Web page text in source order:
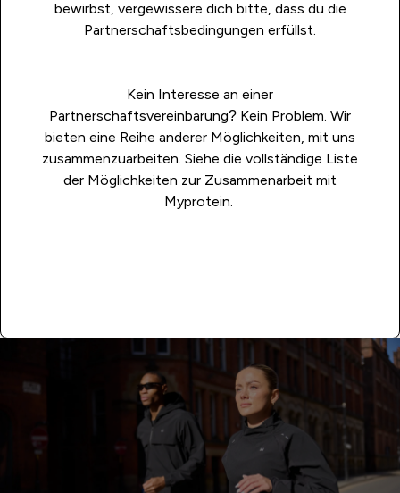
bewirbst, vergewissere dich bitte, dass du die
Partnerschaftsbedingungen erfüllst
Kein Interesse an einer
Partnerschaftsvereinbarung? Kein Problem. Wir
bieten eine Reihe anderer Möglichkeiten, mit uns
zusammenzuarbeiten. Siehe die vollständige Liste
der Möglichkeiten zur Zusammenarbeit mit
Myprotein.